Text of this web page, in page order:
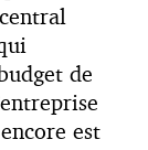
de
est